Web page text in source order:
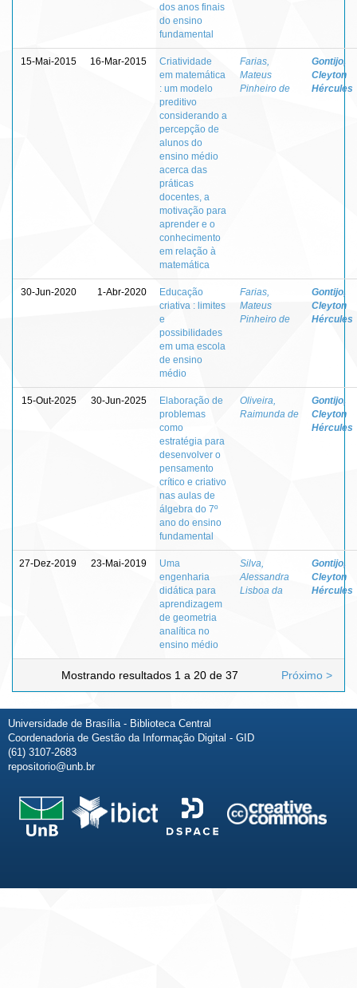
dos anos finais
do ensino
fundamental
15-Mai-2015 16-Mar-2015
Criatividade
em matemática
: um modelo
preditivo
considerando a
percepção de
alunos do
ensino médio
acerca das
práticas
docentes, a
motivação para
aprender e o
conhecimento
em relação à
matemática
Farias,
Mateus
Pinheiro de
Gontijo,
Cleyton
Hércules
30-Jun-2020 1-Abr-2020
Educação
criativa : limites
e
possibilidades
em uma escola
de ensino
médio
Farias,
Mateus
Pinheiro de
Gontijo,
Cleyton
Hércules
15-Out-2025 30-Jun-2025
Elaboração de
problemas
como
estratégia para
desenvolver o
pensamento
crítico e criativo
nas aulas de
álgebra do 7º
ano do ensino
fundamental
Oliveira,
Raimunda de
Gontijo,
Cleyton
Hércules
27-Dez-2019 23-Mai-2019
Uma
engenharia
didática para
aprendizagem
de geometria
analítica no
ensino médio
Silva,
Alessandra
Lisboa da
Gontijo,
Cleyton
Hércules
Mostrando resultados 1 a 20 de 37 Próximo >
Universidade de Brasília - Biblioteca Central
Coordenadoria de Gestão da Informação Digital - GID
(61) 3107-2683
repositorio@unb.br